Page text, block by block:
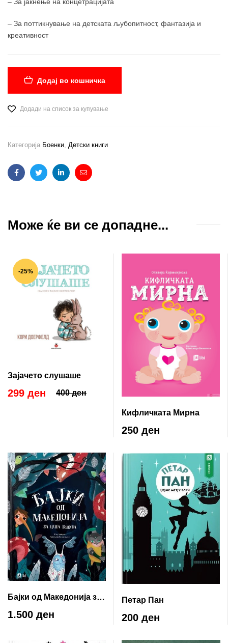
– За поттикнување на детската љубопитност, фантазија и
креативност
Додај во кошничка
Додади на список за купување
Категорија Боенки Детски книги
FacebookTwitterLinkedinEmail
Може ќе ви се допадне...
-25%
Зајачето слушаше
400 ден
299 ден
Кифличката Мирна
250 ден
Бајки од Македонија за
цела година
1.500 ден
Петар Пан
200 ден